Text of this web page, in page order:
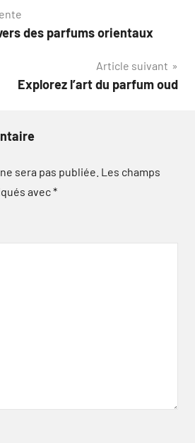
des parfums orientaux
Article suivant
Explorez l’art du parfum oud
sera pas publiée. Les champs
avec*